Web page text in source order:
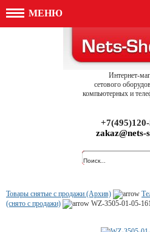
МЕНЮ
Интернет-
сетового
компьютерных и
zakaz@nets-
Товары снятые с продажи (Архив)
(снято с продажи)
WZ-3505-01-05-